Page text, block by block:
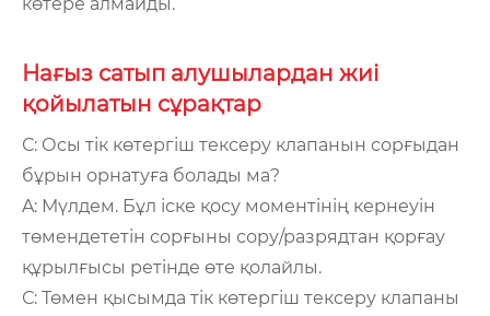
Нағыз сатып алушылардан жиі
қойылатын сұрақтар
С: Осы тік көтергіш тексеру клапанын сорғыдан
бұрын орнатуға болады ма?
A: Мүлдем. Бұл іске қосу моментінің кернеуін
төмендететін сорғыны сору/разрядтан қорғау
құрылғысы ретінде өте қолайлы.
С: Төмен қысымда тік көтергіш тексеру клапаны